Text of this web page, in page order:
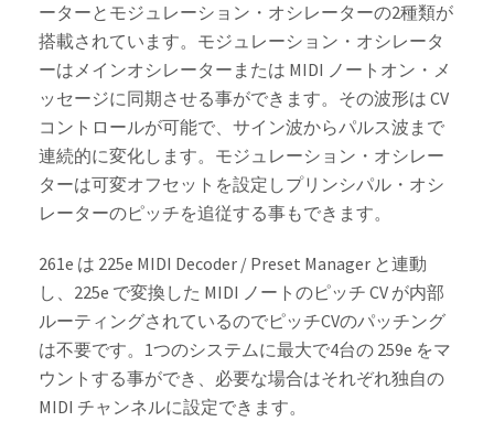
ーターとモジュレーション・オシレーターの2種類が
搭載されています。モジュレーション・オシレータ
ーはメインオシレーターまたは MIDI ノートオン・メ
ッセージに同期させる事ができます。その波形は CV
コントロールが可能で、サイン波からパルス波まで
連続的に変化します。モジュレーション・オシレー
ターは可変オフセットを設定しプリンシパル・オシ
レーターのピッチを追従する事もできます。
261e は 225e MIDI Decoder / Preset Manager と連動
し、225e で変換した MIDI ノートのピッチ CV が内部
ルーティングされているのでピッチCVのパッチング
は不要です。1つのシステムに最大で4台の 259e をマ
ウントする事ができ、必要な場合はそれぞれ独自の
MIDI チャンネルに設定できます。